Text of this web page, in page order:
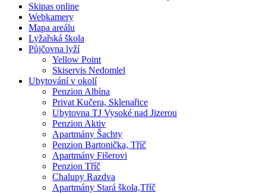
Skipas online
Webkamery
Mapa areálu
Lyžařská škola
Půjčovna lyží
Yellow Point
Skiservis Nedomlel
Ubytování v okolí
Penzion Albína
Privat Kučera, Sklenařice
Ubytovna TJ Vysoké nad Jizerou
Penzion Aktiv
Apartmány Šachty
Penzion Bartonička, Tříč
Apartmány Fišerovi
Penzion Tříč
Chalupy Razdva
Apartmány Stará škola,Tříč